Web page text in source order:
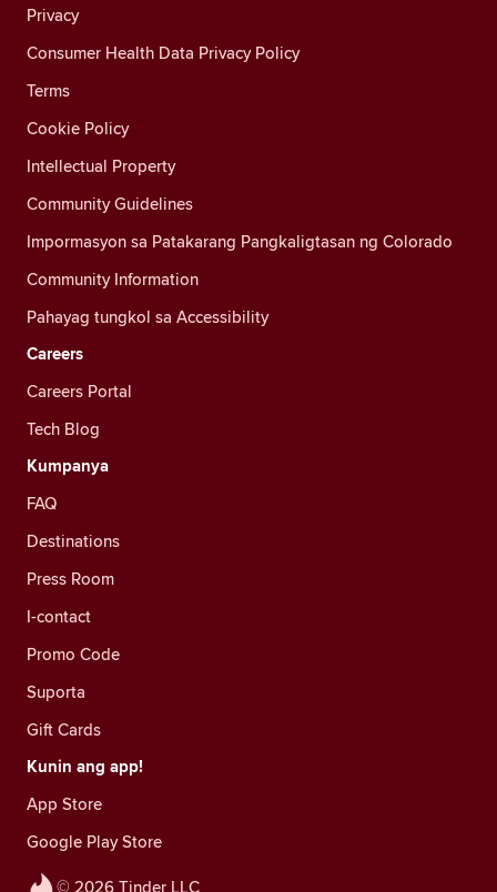
© 2026 Tinder LLC
Privacy
Consumer Health Data Privacy Policy
Terms
Cookie Policy
Intellectual Property
Community Guidelines
Impormasyon sa Patakarang Pangkaligtasan ng Colorado
Community Information
Pahayag tungkol sa Accessibility
Careers
Careers Portal
Tech Blog
Kumpanya
FAQ
Destinations
Press Room
I-contact
Promo Code
Suporta
Gift Cards
Kunin ang app!
App Store
Google Play Store